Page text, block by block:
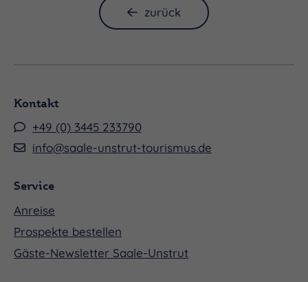
Landgräfin Sophie: Britta Schwarz – Mezzosporan
Landgraf Ludwig, Landgraf Hermann: Martin
Häßler – Bass
zurück
Kontakt
+49 (0) 3445 233790
info@saale-unstrut-tourismus.de
Service
Anreise
Prospekte bestellen
Gäste-Newsletter Saale-Unstrut